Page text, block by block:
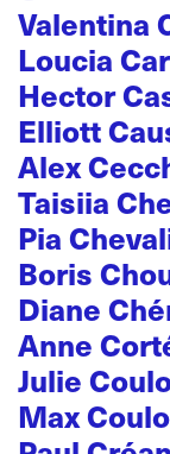
Valentina
Loucia
Hector
Elliott
Alex
Taisiia
Pia
Boris
Diane
Anne
Julie
Max